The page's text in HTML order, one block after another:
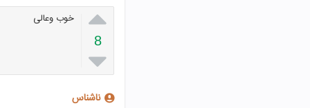

8

خوب وعالی
ناشناس